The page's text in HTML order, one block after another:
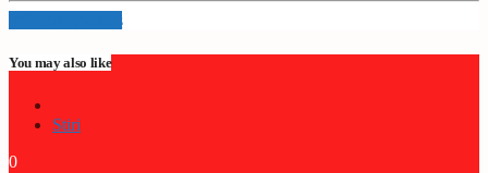
Info and episodes
You may also like
Stiri
0